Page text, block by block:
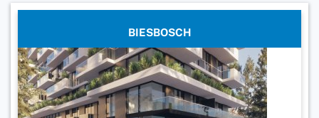
BIESBOSCH